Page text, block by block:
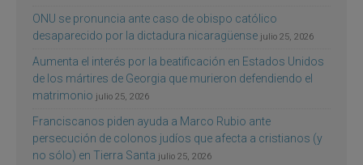
ONU se pronuncia ante caso de obispo católico
desaparecido por la dictadura nicaragüense julio 25, 2026
Aumenta el interés por la beatificación en Estados Unidos
de los mártires de Georgia que murieron defendiendo el
matrimonio julio 25, 2026
Franciscanos piden ayuda a Marco Rubio ante
persecución de colonos judíos que afecta a cristianos (y
no sólo) en Tierra Santa julio 25, 2026